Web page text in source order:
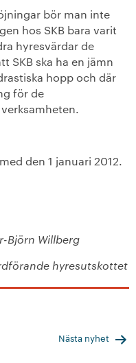
bör man inte
hos SKB bara varit
hyresvärdar de
SKB ska ha en jämn
hopp och där
för de
den 1 januari 2012.
Willberg
hyresutskottet
Nästa nyhet